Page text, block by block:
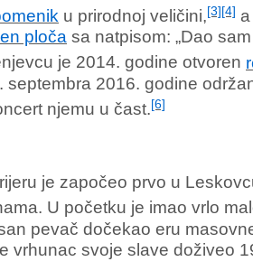
u prirodnoj veličini,[3][4]
ploča sa natpisom: „Dao
je 2014. godine otvoren
septembra 2016. godine
njemu u čast.[6]
je započeo prvo u
U početku je imao vrlo
pevač dočekao eru
vrhunac svoje slave doživeo